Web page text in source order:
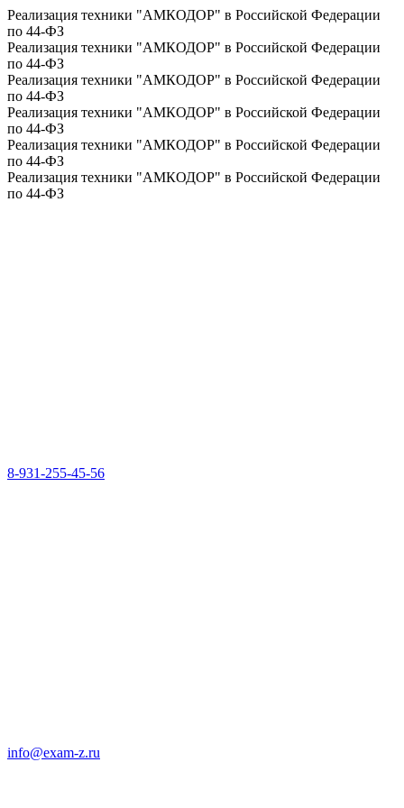
Реализация техники "АМКОДОР" в Российской Федерации
по 44-ФЗ
Реализация техники "АМКОДОР" в Российской Федерации
по 44-ФЗ
Реализация техники "АМКОДОР" в Российской Федерации
по 44-ФЗ
Реализация техники "АМКОДОР" в Российской Федерации
по 44-ФЗ
Реализация техники "АМКОДОР" в Российской Федерации
по 44-ФЗ
Реализация техники "АМКОДОР" в Российской Федерации
по 44-ФЗ
8-931-255-45-56
info@exam-z.ru